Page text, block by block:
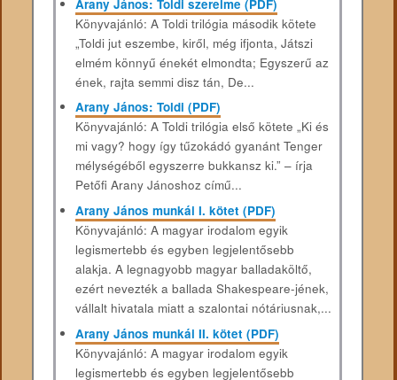
Arany János: Toldi szerelme (PDF)
Könyvajánló: A Toldi trilógia második kötete
„Toldi jut eszembe, kiről, még ifjonta, Játszi
elmém könnyű énekét elmondta; Egyszerű az
ének, rajta semmi disz tán, De...
Arany János: Toldi (PDF)
Könyvajánló: A Toldi trilógia első kötete „Ki és
mi vagy? hogy így tűzokádó gyanánt Tenger
mélységéből egyszerre bukkansz ki.” – írja
Petőfi Arany Jánoshoz című...
Arany János munkái I. kötet (PDF)
Könyvajánló: A magyar irodalom egyik
legismertebb és egyben legjelentősebb
alakja. A legnagyobb magyar balladaköltő,
ezért nevezték a ballada Shakespeare-jének,
vállalt hivatala miatt a szalontai nótáriusnak,...
Arany János munkái II. kötet (PDF)
Könyvajánló: A magyar irodalom egyik
legismertebb és egyben legjelentősebb